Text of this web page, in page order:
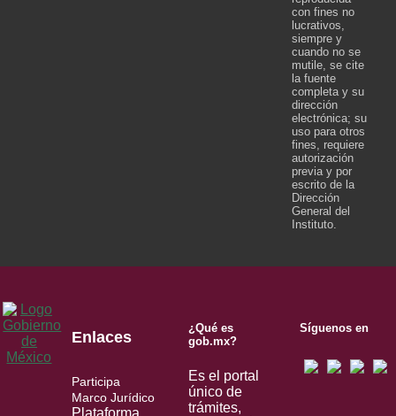
con fines no
lucrativos,
siempre y
cuando no se
mutile, se cite
la fuente
completa y su
dirección
electrónica; su
uso para otros
fines, requiere
autorización
previa y por
escrito de la
Dirección
General del
Instituto.
Enlaces
Participa
Marco Jurídico
¿Qué es
gob.mx?
Es el portal
único de
trámites,
Síguenos en